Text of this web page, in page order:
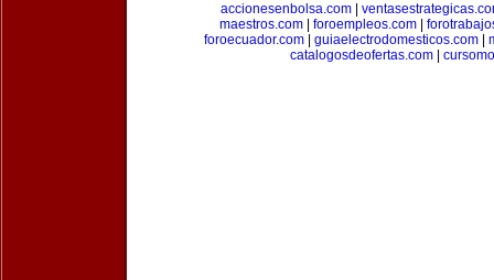
accionesenbolsa.com|
maestros.com| foroempleos.com|
foroecuador.com| guiaelectrodomesticos.com|
catalogosdeofertas.com